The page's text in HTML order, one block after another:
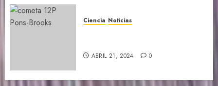
Ciencia Noticias
ABRIL 21, 2024 0